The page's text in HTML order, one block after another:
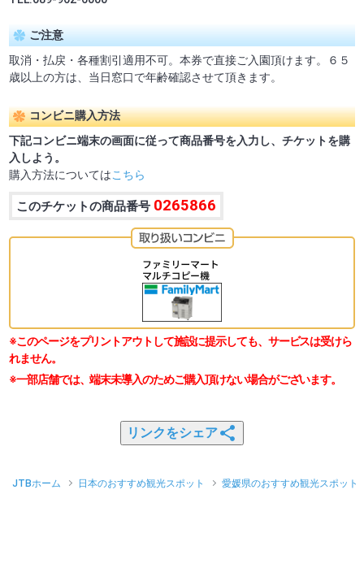
ご注意
取消・払戻・各種割引適用不可。本券で直接ご入園頂けます。６５
歳以上の方は、当日窓口で年齢確認させて頂きます。
コンビニ購入方法
下記コンビニ端末の画面に従って商品番号を入力し、チケットを購
入しよう。
購入方法についてはこちら
このチケットの商品番号 0265866
※このページをプリントアウトして施設に提示しても、サービスは受けら
れません。
※一部店舗では、端末未導入のためご購入頂けない場合がございます。
リンクをシェア
JTBホーム 日本のおすすめ観光スポット 愛媛県のおすすめ観光スポット